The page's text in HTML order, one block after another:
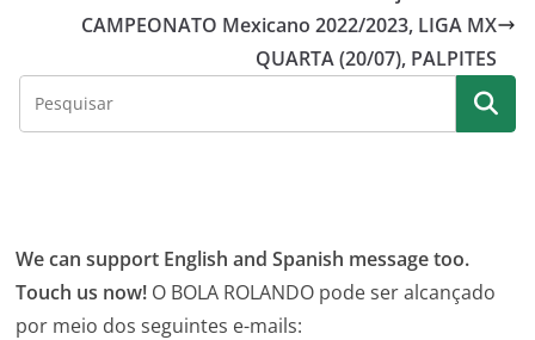
CAMPEONATO Mexicano 2022/2023, LIGA MX
QUARTA (20/07), PALPITES
We can support English and Spanish message too.
Touch us now! O BOLA ROLANDO pode ser alcançado
por meio dos seguintes e-mails: